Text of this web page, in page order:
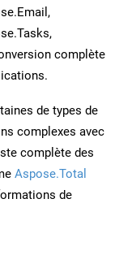
complète
de types de
complexes avec
complète des
Aspose.Total
de